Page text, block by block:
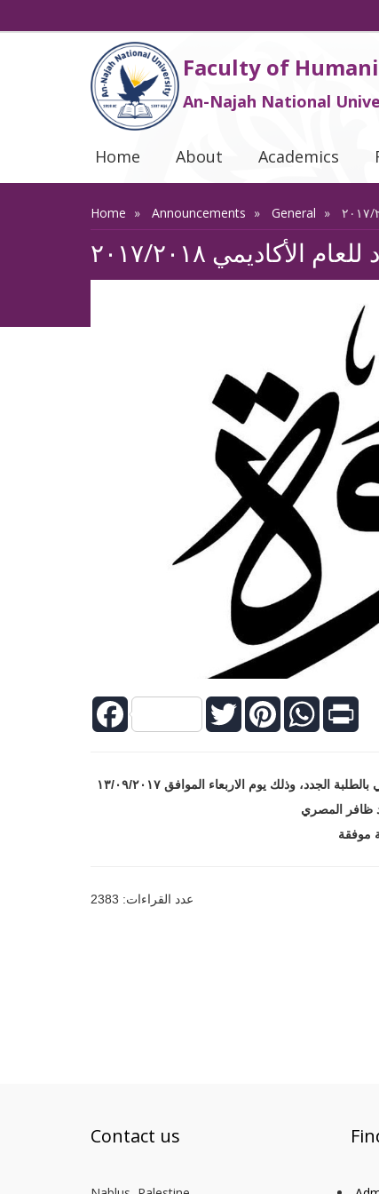
Faculty of
An-Najah National
Home About Academics
Home Announcements General
الأكاديمي ٢٠١٧/٢٠١٨
Facebook Twitter PinterestWhatsApp
تتشرف كلية العلوم التربوية واعداد المعلمين بدعوتكم للمشاركة في اللقاء الترحيبي بالطلبة الجدد، وذلك يوم الاربعاء الموافق ١٣/٠٩/٢٠١٧
عدد القراءات: 2383
Contact us